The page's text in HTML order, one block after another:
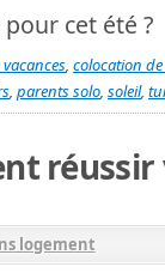
cet été ?
, colocation
, parents solo, soleil,
logement